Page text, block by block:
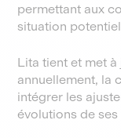
permettant aux
situation
Lita tient et met
annuellement, la
intégrer les
évolutions de